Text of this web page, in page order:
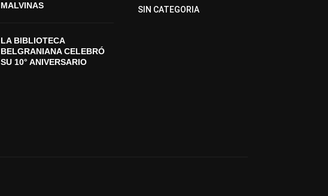
MALVINAS
LA BIBLIOTECA
BELGRANIANA CELEBRÓ
SU 10° ANIVERSARIO
SIN CATEGORIA